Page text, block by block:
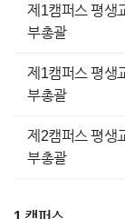
제1캠퍼스 평생
부총괄
제1캠퍼스 평생
부총괄
제2캠퍼스 평생
부총괄